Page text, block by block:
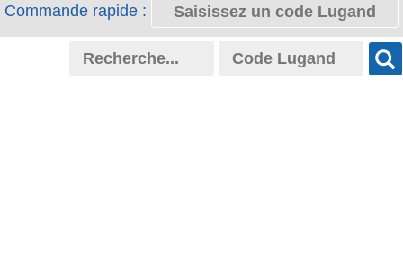
Commande rapide :